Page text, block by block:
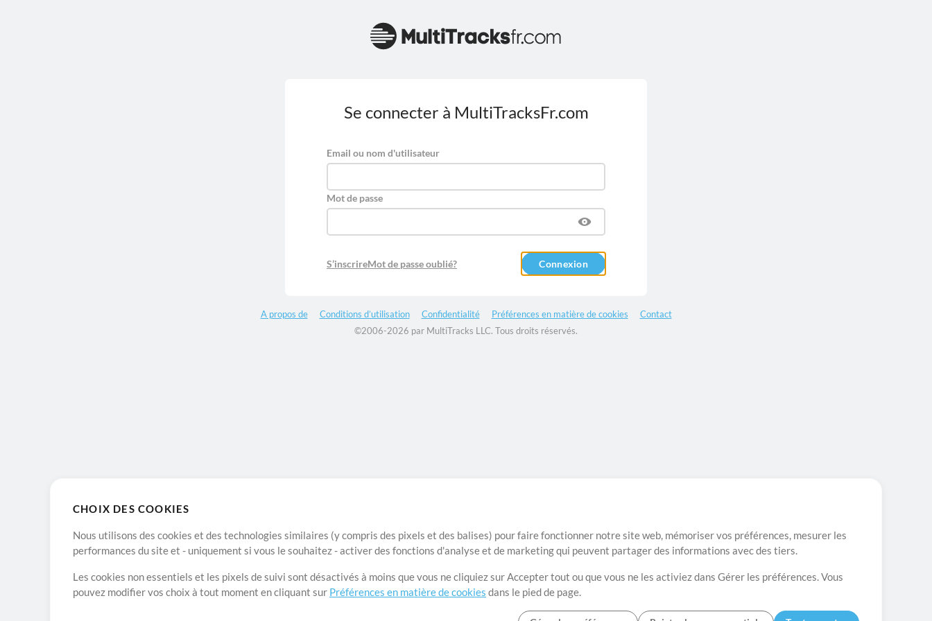
CHOIX DES COOKIES
Nous utilisons des cookies et des technologies similaires (y compris des pixels et des balises) pour faire fonctionner notre site web, mémoriser vos préférences, mesurer les
performances du site et - uniquement si vous le souhaitez - activer des fonctions d'analyse et de marketing qui peuvent partager des informations avec des tiers.
Les cookies non essentiels et les pixels de suivi sont désactivés à moins que vous ne cliquiez sur Accepter tout ou que vous ne les activiez dans Gérer les préférences. Vous
pouvez modifier vos choix à tout moment en cliquant sur Préférences en matière de cookies dans le pied de page.
Se connecter à MultiTracksFr.com
Email ou nom d'utilisateur
Mot de passe
S’inscrireMot de passe oublié? Connexion
A propos de Conditions d’utilisation Confidentialité Préférences en matière de cookies
Contact
©2006-2026 par MultiTracks LLC. Tous droits réservés.